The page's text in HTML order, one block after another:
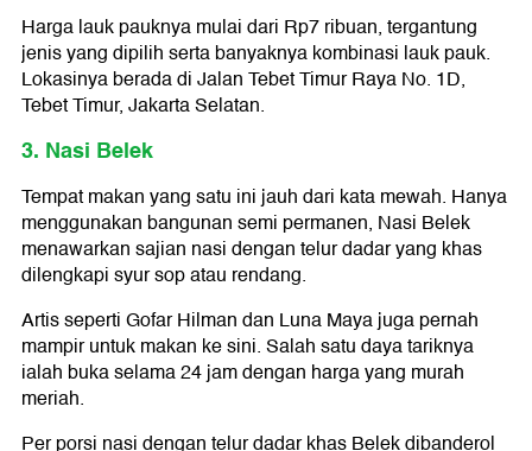
Harga lauk pauknya mulai dari Rp7 ribuan, tergantung
jenis yang dipilih serta banyaknya kombinasi lauk pauk.
Lokasinya berada di Jalan Tebet Timur Raya No. 1D,
Tebet Timur, Jakarta Selatan.
3. Nasi Belek
Tempat makan yang satu ini jauh dari kata mewah. Hanya
menggunakan bangunan semi permanen, Nasi Belek
menawarkan sajian nasi dengan telur dadar yang khas
dilengkapi syur sop atau rendang.
Artis seperti Gofar Hilman dan Luna Maya juga pernah
mampir untuk makan ke sini. Salah satu daya tariknya
ialah buka selama 24 jam dengan harga yang murah
meriah.
Per porsi nasi dengan telur dadar khas Belek dibanderol